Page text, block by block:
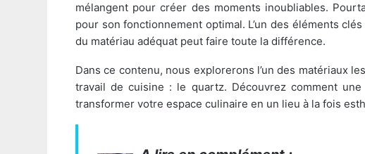
mélangent pour créer des moments inoubliables.
pour son fonctionnement optimal. L’un des éléments
du matériau adéquat peut faire toute la différence.
Dans ce contenu, nous explorerons l’un des matériaux
travail de cuisine : le quartz. Découvrez comment
transformer votre espace culinaire en un lieu à la fois